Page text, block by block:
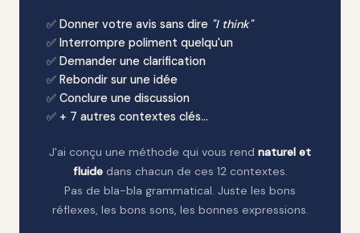
✅ Donner votre avis sans dire "I think"
✅ Interrompre poliment quelqu'un
✅ Demander une clarification
✅ Rebondir sur une idée
✅ Conclure une discussion
✅ + 7 autres contextes clés…
J'ai conçu une méthode qui vous rend naturel et
fluidedans chacun de ces 12 contextes.
Pas de bla-bla grammatical. Juste les bons
réflexes, les bons sons, les bonnes expressions.